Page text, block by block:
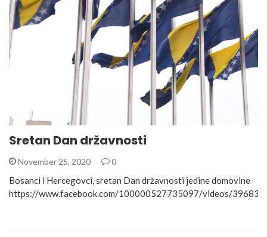
Sretan Dan državnosti
November 25, 2020 0
Bosanci i Hercegovci, sretan Dan državnosti jedine domovine
https://www.facebook.com/100000527735097/videos/